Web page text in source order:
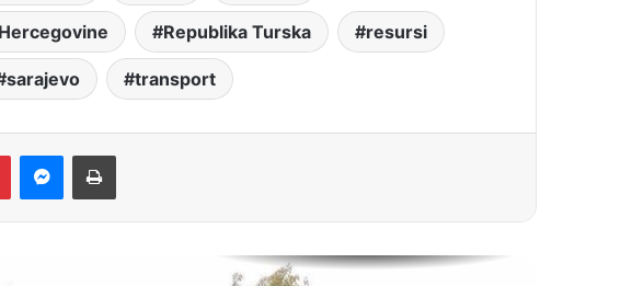
Republika Turska resursi
sarajevo transport